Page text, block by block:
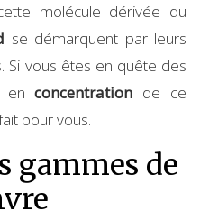
molécule dérivée du
se démarquent par leurs
Si vous êtes en quête des
enconcentration de ce
pour vous.
gammes de